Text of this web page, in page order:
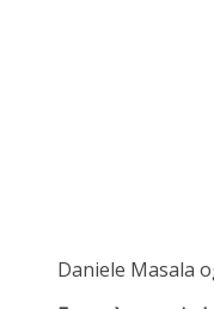
Daniele Masala